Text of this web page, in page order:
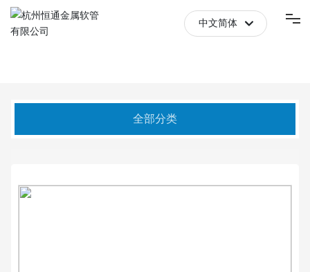
新闻中心
中文简体
全部分类